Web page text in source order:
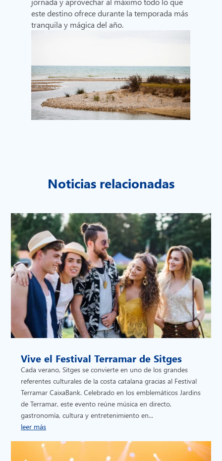
este destino ofrece durante la temporada más
tranquila y mágica del año.
Noticias relacionadas
Vive el Festival Terramar de Sitges
Cada verano, Sitges se convierte en uno de los grandes
referentes culturales de la costa catalana gracias al Festival
Terramar CaixaBank. Celebrado en los emblemáticos Jardins
de Terramar, este evento reúne música en directo,
gastronomía, cultura y entretenimiento en...
leer más